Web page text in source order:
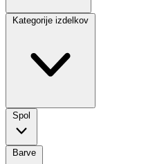
Kategorije izdelkov
Spol
Barve